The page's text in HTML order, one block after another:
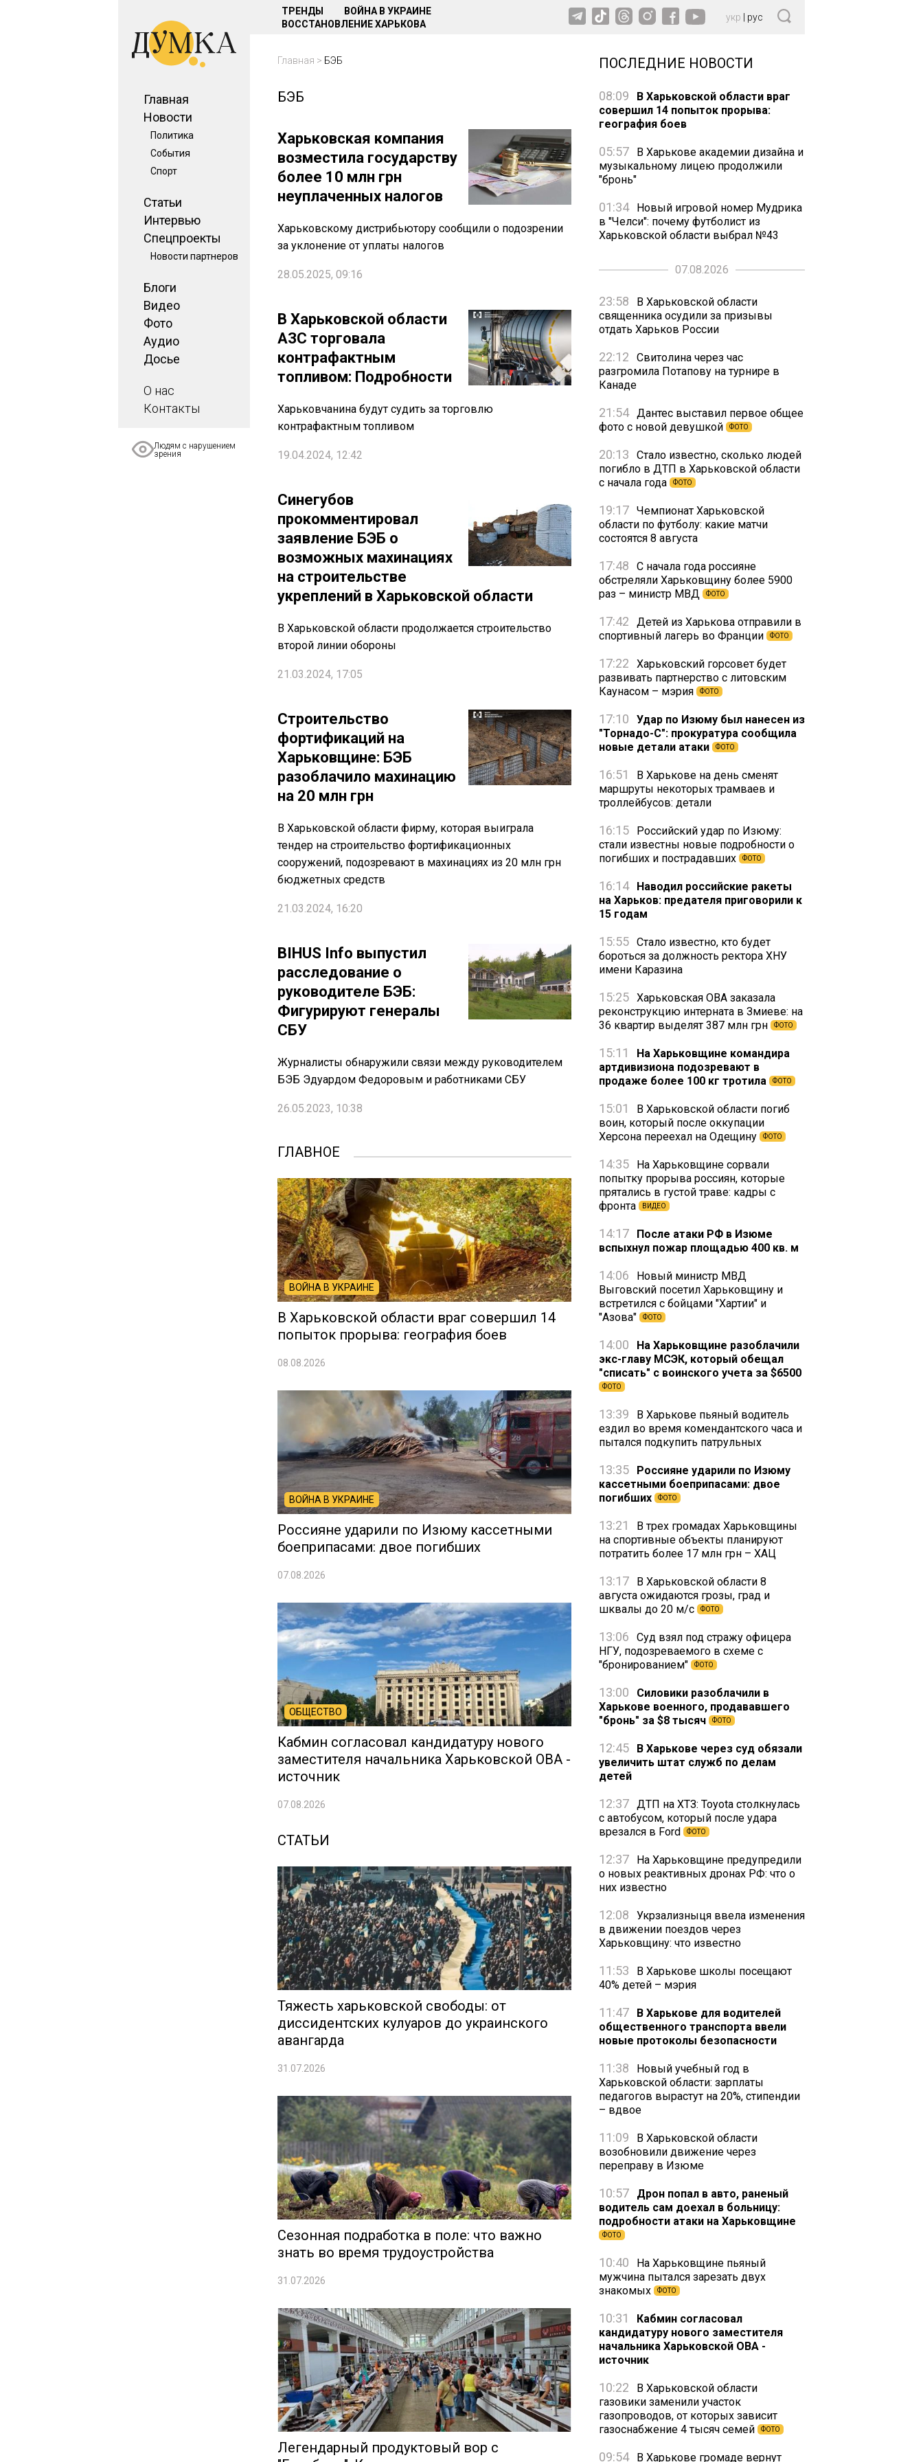
Главная
Новости
Политика
События
Спорт
Статьи
Интервью
Спецпроекты
Новости партнеров
Блоги
Видео
Фото
Аудио
Досье
О нас
Контакты
Людям с нарушением
зрения
ТРЕНДЫ
ВОЙНА В УКРАИНЕ
ВОССТАНОВЛЕНИЕ ХАРЬКОВА
укр рус
Главная > БЭБ
БЭБ
Харьковская компания
возместила государству
более 10 млн грн
неуплаченных налогов
Харьковскому дистрибьютору сообщили о подозрении
за уклонение от уплаты налогов
28.05.2025, 09:16
В Харьковской области
АЗС торговала
контрафактным
топливом: Подробности
Харьковчанина будут судить за торговлю
контрафактным топливом
19.04.2024, 12:42
Синегубов
прокомментировал
заявление БЭБ о
возможных махинациях
на строительстве
укреплений в Харьковской области
В Харьковской области продолжается строительство
второй линии обороны
21.03.2024, 17:05
Строительство
фортификаций на
Харьковщине: БЭБ
разоблачило махинацию
на 20 млн грн
В Харьковской области фирму, которая выиграла
тендер на строительство фортификационных
сооружений, подозревают в махинациях из 20 млн грн
бюджетных средств
21.03.2024, 16:20
BIHUS Info выпустил
расследование о
руководителе БЭБ:
Фигурируют генералы
СБУ
Журналисты обнаружили связи между руководителем
БЭБ Эдуардом Федоровым и работниками СБУ
26.05.2023, 10:38
ГЛАВНОЕ
ВОЙНА В УКРАИНЕ
В Харьковской области враг совершил 14
попыток прорыва: география боев
08.08.2026
ВОЙНА В УКРАИНЕ
Россияне ударили по Изюму кассетными
боеприпасами: двое погибших
07.08.2026
ОБЩЕСТВО
Кабмин согласовал кандидатуру нового
заместителя начальника Харьковской ОВА -
источник
07.08.2026
СТАТЬИ
Тяжесть харьковской свободы: от
диссидентских кулуаров до украинского
авангарда
31.07.2026
Сезонная подработка в поле: что важно
знать во время трудоустройства
31.07.2026
Легендарный продуктовый вор с
ПОСЛЕДНИЕ НОВОСТИ
08:09
В Харьковской области враг
совершил 14 попыток прорыва:
география боев
05:57
В Харькове академии дизайна и
музыкальному лицею продолжили
"бронь"
01:34
Новый игровой номер Мудрика
в "Челси": почему футболист из
Харьковской области выбрал №43
07.08.2026
23:58
В Харьковской области
священника осудили за призывы
отдать Харьков России
22:12
Свитолина через час
разгромила Потапову на турнире в
Канаде
21:54 Дантес выставил первое общее
фото с новой девушкой
ФОТО
20:13
Стало известно, сколько людей
погибло в ДТП в Харьковской области
с начала года
ФОТО
19:17 Чемпионат Харьковской
области по футболу: какие матчи
состоятся 8 августа
17:48
С начала года россияне
обстреляли Харьковщину более 5900
раз – министр МВД
ФОТО
17:42
Детей из Харькова отправили в
спортивный лагерь во Франции
ФОТО
17:22
Харьковский горсовет будет
развивать партнерство с литовским
Каунасом – мэрия
ФОТО
17:10
Удар по Изюму был нанесен из
"Торнадо-С": прокуратура сообщила
новые детали атаки
ФОТО
16:51
В Харькове на день сменят
маршруты некоторых трамваев и
троллейбусов: детали
16:15
Российский удар по Изюму:
стали известны новые подробности о
погибших и пострадавших
ФОТО
16:14
Наводил российские ракеты
на Харьков: предателя приговорили к
15 годам
15:55 Стало известно, кто будет
бороться за должность ректора ХНУ
имени Каразина
15:25 Харьковская ОВА заказала
реконструкцию интерната в Змиеве: на
36 квартир выделят 387 млн грн
ФОТО
15:11
На Харьковщине командира
артдивизиона подозревают в
продаже более 100 кг тротила
ФОТО
15:01
В Харьковской области погиб
воин, который после оккупации
Херсона переехал на Одещину
ФОТО
14:35
На Харьковщине сорвали
попытку прорыва россиян, которые
прятались в густой траве: кадры с
фронта
ВИДЕО
14:17
После атаки РФ в Изюме
вспыхнул пожар площадью 400 кв. м
14:06
Новый министр МВД
Выговский посетил Харьковщину и
встретился с бойцами "Хартии" и
"Азова"
ФОТО
14:00
На Харьковщине разоблачили
экс-главу МСЭК, который обещал
"списать" с воинского учета за $6500
ФОТО
13:39
В Харькове пьяный водитель
ездил во время комендантского часа и
пытался подкупить патрульных
13:35
Россияне ударили по Изюму
кассетными боеприпасами: двое
погибших
ФОТО
13:21
В трех громадах Харьковщины
на спортивные объекты планируют
потратить более 17 млн грн – ХАЦ
13:17
В Харьковской области 8
августа ожидаются грозы, град и
шквалы до 20 м/с
ФОТО
13:06
Суд взял под стражу офицера
НГУ, подозреваемого в схеме с
"бронированием"
ФОТО
13:00
Силовики разоблачили в
Харькове военного, продававшего
"бронь" за $8 тысяч
ФОТО
12:45
В Харькове через суд обязали
увеличить штат служб по делам
детей
12:37 ДТП на ХТЗ: Toyota столкнулась
с автобусом, который после удара
врезался в Ford
ФОТО
12:37
На Харьковщине предупредили
о новых реактивных дронах РФ: что о
них известно
12:08
Укрзализныця ввела изменения
в движении поездов через
Харьковщину: что известно
11:53
В Харькове школы посещают
40% детей – мэрия
11:47
В Харькове для водителей
общественного транспорта ввели
новые протоколы безопасности
11:38
Новый учебный год в
Харьковской области: зарплаты
педагогов вырастут на 20%, стипендии
– вдвое
11:09
В Харьковской области
возобновили движение через
переправу в Изюме
10:57
Дрон попал в авто, раненый
водитель сам доехал в больницу:
подробности атаки на Харьковщине
ФОТО
10:40
На Харьковщине пьяный
мужчина пытался зарезать двух
знакомых
ФОТО
10:31
Кабмин согласовал
кандидатуру нового заместителя
начальника Харьковской ОВА -
источник
10:22
В Харьковской области
газовики заменили участок
газопроводов, от которых зависит
газоснабжение 4 тысяч семей
ФОТО
09:54 В Харькове громаде вернут